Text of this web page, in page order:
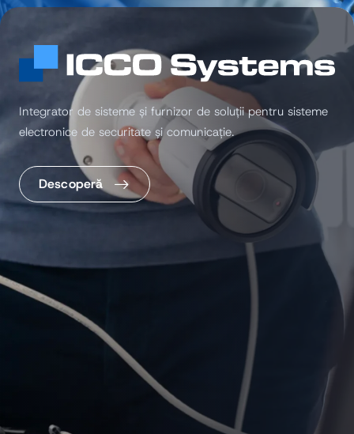
Integrator de sisteme și furnizor de soluții pentru sisteme
electronice de securitate și comunicație.
Descoperă